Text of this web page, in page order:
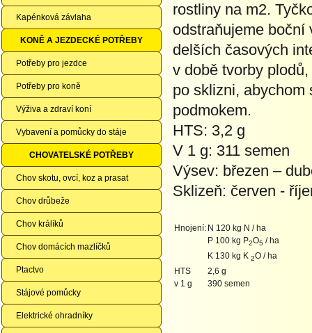
Kapénková závlaha
KONĚ A JEZDECKÉ POTŘEBY
Potřeby pro jezdce
Potřeby pro koně
Výživa a zdraví koní
Vybavení a pomůcky do stáje
CHOVATELSKÉ POTŘEBY
Chov skotu, ovcí, koz a prasat
Chov drůbeže
Chov králíků
Chov domácích mazlíčků
Ptactvo
Stájové pomůcky
Elektrické ohradníky
rostliny na m2.
odstraňujeme
delších časových
v době tvorby
po sklizni,
podmokem.
HTS: 3,2 g
V 1 g: 311 semen
Výsev: březen –
Sklizeň: červen -
Hnojení: N 120 kg N / ha
P 100 kg P2O5 / ha
K 130 kg K 2O / ha
HTS
2,6 g
v 1 g
390 semen